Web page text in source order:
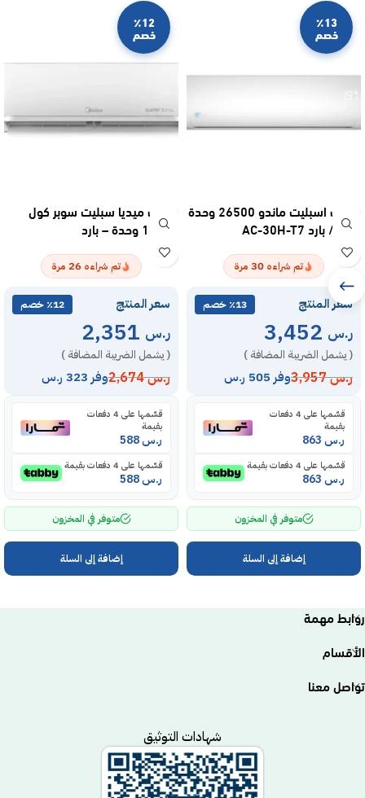
٪13
خصم
مكيف اسبليت ماندو 26500 وحدة
– حار / بارد AC-30H-T7
تم شراءه 30 مرة
سعر المنتج ٪13 خصم
ر.س
( يشمل الضريبة المضافة )
ر.س3,957 وفر 505 ر.س
قسّمها على 4 دفعات
بقيمة
ر.س
قسّمها على 4 دفعات بقيمة
ر.س
متوفر في المخزون
إضافة إلى السلة
٪12
خصم
مكيف ميديا سبليت سوبر كول
18300 وحدة – بارد
MSTS18CRNAG15
تم شراءه 26 مرة
سعر المنتج ٪12 خصم
ر.س
( يشمل الضريبة المضافة )
ر.س2,674 وفر 323 ر.س
قسّمها على 4 دفعات
بقيمة
ر.س
قسّمها على 4 دفعات بقيمة
ر.س
متوفر في المخزون
إضافة إلى السلة
روابط مهمة
الأقسام
تواصل معنا
شهادات التوثيق